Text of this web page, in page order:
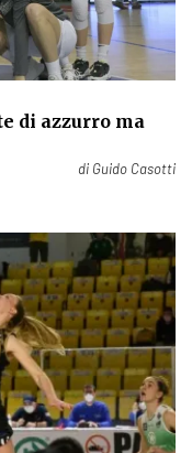
di azzurro ma
di Guido Casotti